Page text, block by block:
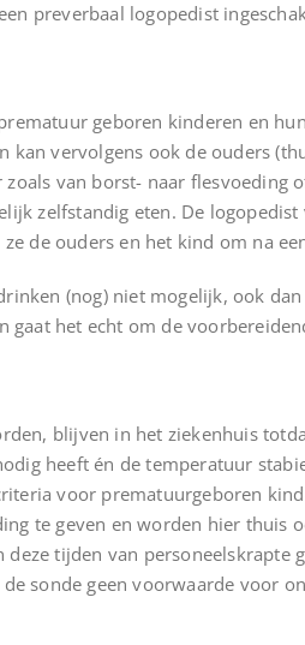
preverbaal logopedist
geboren kinderen en
kan vervolgens ook de ouders
van borst- naar
zelfstandig eten. De
de ouders en het kind om na
(nog) niet mogelijk, ook
het echt om de
blijven in het ziekenhuis
heeft én de temperatuur
voor prematuurgeboren
te geven en worden hier thuis
tijden van
sonde geen voorwaarde voor